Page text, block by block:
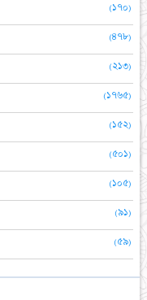
(১৭০)
(৪৭৮)
(২১৩)
(১৭৬৫)
(১৫২)
(৫০১)
(১০৫)
(৯১)
(৫৯)